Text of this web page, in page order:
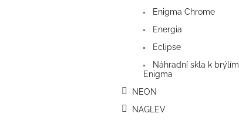
Enigma Chrome
Energia
Eclipse
Náhradní skla k brýlím
Enigma
NEON
NAGLEV